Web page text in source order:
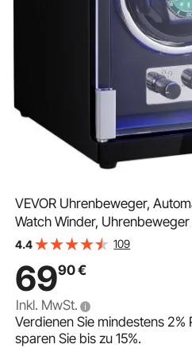
VEVOR Uhrenbeweger,
Watch Winder,
Automatischer Uhrenbeweger
4.4 109
6990€
Inkl. MwSt.
Verdienen Sie mindestens2%
sparen Sie bis zu15%.